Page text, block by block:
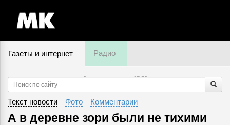
Газеты и интернет Радио
6 августа, четверг,17:56
Текст новости Фото Комментарии
А в деревне зори были не тихими